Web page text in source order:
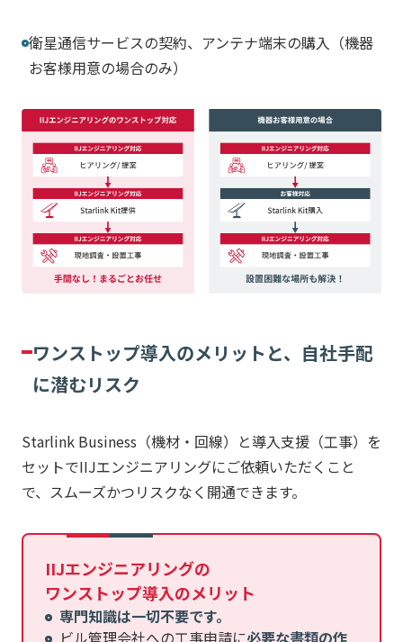
衛星通信サービスの契約、アンテナ端末の購入（機器
お客様用意の場合のみ）
ワンストップ導入のメリットと、自社手配
に潜むリスク
Starlink Business（機材・回線）と導入支援（工事）を
セットでIIJエンジニアリングにご依頼いただくこと
で、スムーズかつリスクなく開通できます。
IIJエンジニアリングの
ワンストップ導入のメリット
専門知識は一切不要です。
ビル管理会社への工事申請に必要な書類の作